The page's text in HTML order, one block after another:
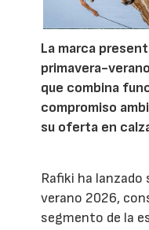
La marca
primavera-
que combina
compromiso
su oferta en
Rafiki ha
verano 2026,
segmento de la